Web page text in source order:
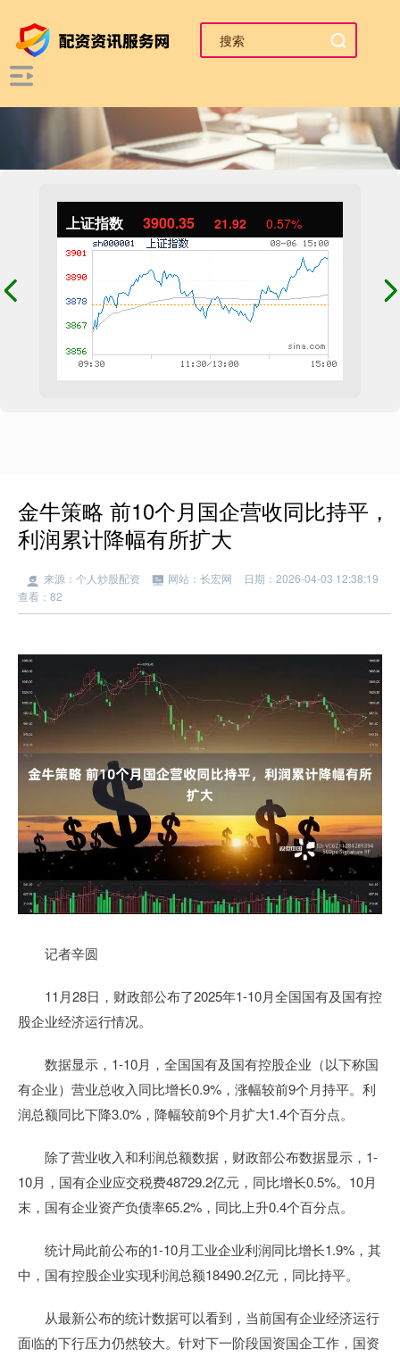
上证指数 3900.35 21.92 0.57%
金牛策略 前10个月国企营收同比持平，
利润累计降幅有所扩大
来源：个人炒股配资 网站：长宏网
日期：2026-04-03 12:38:19
查看：82
记者辛圆
11月28日，财政部公布了2025年1-10月全国国有及国有控
股企业经济运行情况。
数据显示，1-10月，全国国有及国有控股企业（以下称国
有企业）营业总收入同比增长0.9%，涨幅较前9个月持平。利
润总额同比下降3.0%，降幅较前9个月扩大1.4个百分点。
除了营业收入和利润总额数据，财政部公布数据显示，1-
10月，国有企业应交税费48729.2亿元，同比增长0.5%。10月
末，国有企业资产负债率65.2%，同比上升0.4个百分点。
统计局此前公布的1-10月工业企业利润同比增长1.9%，其
中，国有控股企业实现利润总额18490.2亿元，同比持平。
从最新公布的统计数据可以看到，当前国有企业经济运行
面临的下行压力仍然较大。针对下一阶段国资国企工作，国资